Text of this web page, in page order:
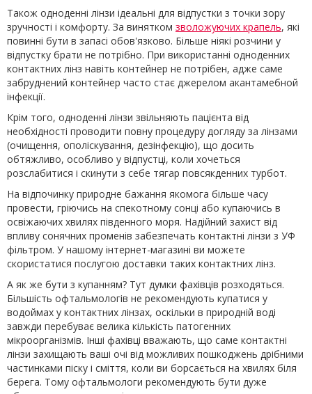
Також одноденні лінзи ідеальні для відпустки з точки зору
зручності і комфорту. За винятком зволожуючих крапель, які
повинні бути в запасі обов'язково. Більше ніякі розчини у
відпустку брати не потрібно. При використанні одноденних
контактних лінз навіть контейнер не потрібен, адже саме
забруднений контейнер часто стає джерелом акантамебной
інфекції.
Крім того, одноденні лінзи звільняють пацієнта від
необхідності проводити повну процедуру догляду за лінзами
(очищення, ополіскування, дезінфекцію), що досить
обтяжливо, особливо у відпустці, коли хочеться
розслабитися і скинути з себе тягар повсякденних турбот.
На відпочинку природне бажання якомога більше часу
провести, гріючись на спекотному сонці або купаючись в
освіжаючих хвилях південного моря. Надійний захист від
впливу сонячних променів забезпечать контактні лінзи з УФ
фільтром. У нашому інтернет-магазині ви можете
скористатися послугою доставки таких контактних лінз.
А як же бути з купанням? Тут думки фахівців розходяться.
Більшість офтальмологів не рекомендують купатися у
водоймах у контактних лінзах, оскільки в природній воді
завжди перебуває велика кількість патогенних
мікроорганізмів. Інші фахівці вважають, що саме контактні
лінзи захищають ваші очі від можливих пошкоджень дрібними
частинками піску і сміття, коли ви борсається на хвилях біля
берега. Тому офтальмологи рекомендують бути дуже